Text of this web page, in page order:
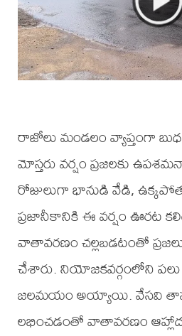
రాజోలు మండలం వ్యాప్తంగా
మోస్తరు వర్షం ప్రజలకు
రోజులుగా భానుడి వేడి,
ప్రజానీకానికి ఈ వర్షం ఊరట
వాతావరణం చల్లబడటంతో
చేశారు. నియోజకవర్గంలోని
జలమయం అయ్యాయి. వేసవి
లభించడంతో వాతావరణం